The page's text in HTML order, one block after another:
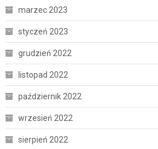
marzec 2023
styczeń 2023
grudzień 2022
listopad 2022
październik 2022
wrzesień 2022
sierpień 2022